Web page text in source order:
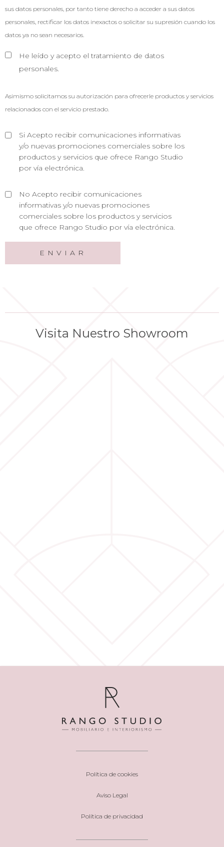
sus datos personales, por tanto tiene derecho a acceder a sus datos
personales, rectificar los datos inexactos o solicitar su supresión cuando los
datos ya no sean necesarios.
He leído y acepto el tratamiento de datos
personales.
Asimismo solicitamos su autorización para ofrecerle productos y servicios
relacionados con el servicio prestado.
Si Acepto recibir comunicaciones informativas
y/o nuevas promociones comerciales sobre los
productos y servicios que ofrece Rango Studio
por vía electrónica.
No Acepto recibir comunicaciones
informativas y/o nuevas promociones
comerciales sobre los productos y servicios
que ofrece Rango Studio por vía electrónica.
Visita Nuestro Showroom
Política de cookies
Aviso Legal
Política de privacidad